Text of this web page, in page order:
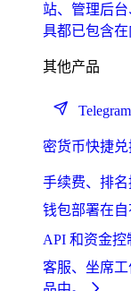
站、管理后
具都已包含在
其他产品
密货币快捷兑
手续费、排名
钱包部署在自
API 和资金控
客服、坐席